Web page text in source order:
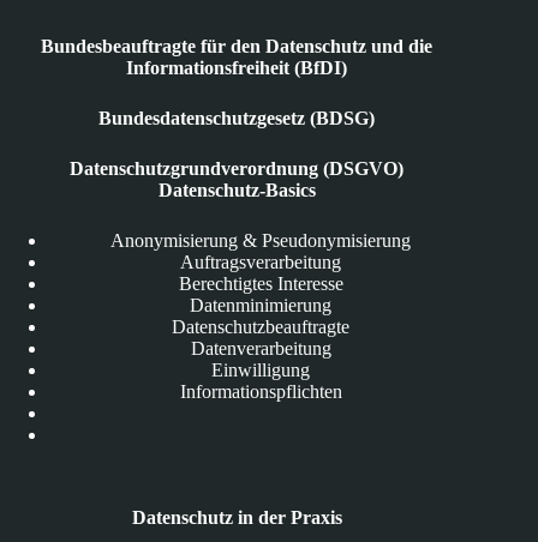
Bundesbeauftragte für den Datenschutz und die
Informationsfreiheit (BfDI)
Bundesdatenschutzgesetz (BDSG)
Datenschutzgrundverordnung (DSGVO)
Datenschutz-Basics
Anonymisierung & Pseudonymisierung
Auftragsverarbeitung
Berechtigtes Interesse
Datenminimierung
Datenschutzbeauftragte
Datenverarbeitung
Einwilligung
Informationspflichten
Datenschutz in der Praxis